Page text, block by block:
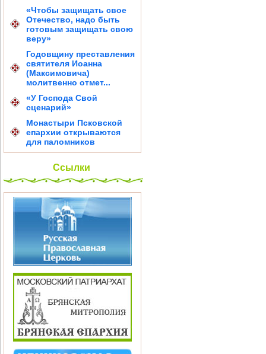
«Чтобы защищать свое
Отечество, надо быть
готовым защищать свою
веру»
Годовщину преставления
святителя Иоанна
(Максимовича)
молитвенно отмет...
«У Господа Свой
сценарий»
Монастыри Псковской
епархии открываются
для паломников
Ссылки